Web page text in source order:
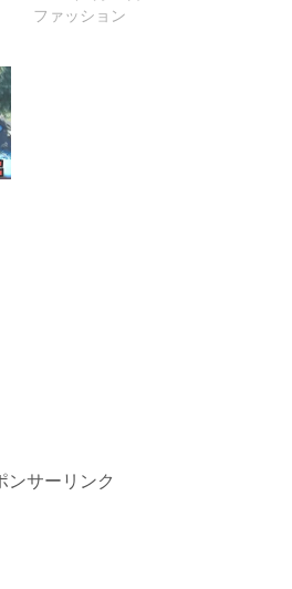
ファッション
ンサーリンク